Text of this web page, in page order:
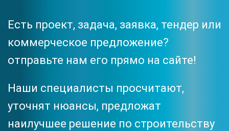
Есть проект, задача, заявка, тендер или
коммерческое предложение?
отправьте нам его прямо на сайте!
Наши специалисты просчитают,
уточнят нюансы, предложат
наилучшее решение по строительству